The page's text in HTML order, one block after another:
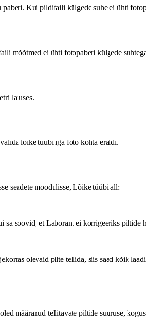
Kui pildifaili külgede suhe ei ühti
mõõtmed ei ühti fotopaberi külgede
laiuses.
lõike tüübi iga foto kohta eraldi.
seadete moodulisse, Lõike tüübi all:
soovid, et Laborant ei korrigeeriks piltide
olevaid pilte tellida, siis saad kõik
määranud tellitavate piltide suuruse,